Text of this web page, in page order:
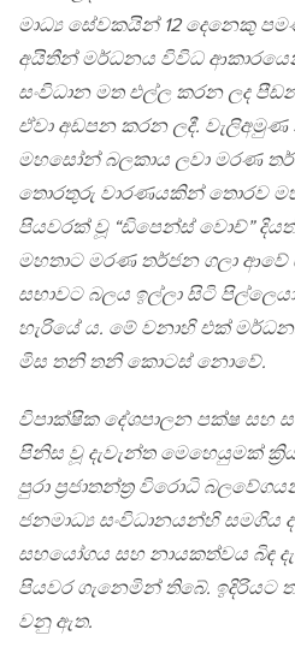
මාධ්‍ය සේවකයින් 12 දෙනෙකු
අයිතීන් මර්ධනය විවිධ
සංවිධාන මත එල්ල කරන ලද
ඒවා අඩපන කරන ලදී.
මහසෝන් බලකාය ලවා මරණ
තොරතුරු වාරණයකින් තොරව
පියවරක් වූ “ඩිපෙන්ස් වොච්”
මහතාට මරණ තර්ජන ගලා ආවේ
සභාවට බලය ඉල්ලා සිටි
හැරියේ ය. මේ වනාහි එක්
මිස තනි තනි කොටස් නොවේ.
විපාක්ෂික දේශපාලන පක්ෂ සහ
පිනිස වූ දැවැන්ත මෙහෙයුමක්
පුරා ප්‍රජාතන්ත්‍ර විරොධි
ජනමාධ්‍ය සංවිධානයන්හි සමගිය
සහයෝගය සහ නායකත්වය බිඳ
පියවර ගැනෙමින් තිබේ. ඉදිරියට
වනු ඇත.